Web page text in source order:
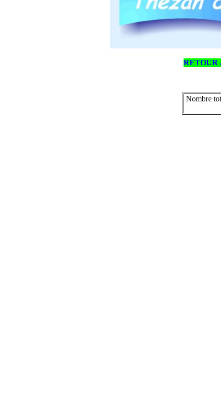
RETOUR
Nombre